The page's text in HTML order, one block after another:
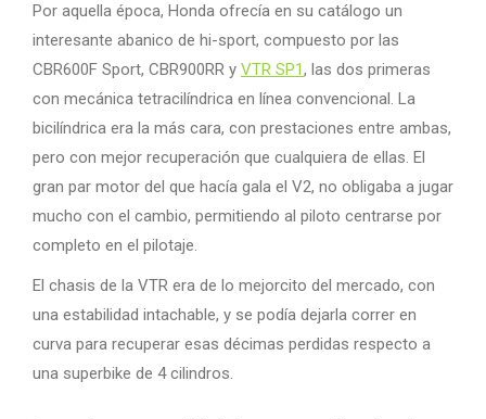
Por aquella época, Honda ofrecía en su catálogo un
interesante abanico de hi-sport, compuesto por las
CBR600F Sport, CBR900RR y VTR SP1, las dos primeras
con mecánica tetracilíndrica en línea convencional. La
bicilíndrica era la más cara, con prestaciones entre ambas,
pero con mejor recuperación que cualquiera de ellas. El
gran par motor del que hacía gala el V2, no obligaba a jugar
mucho con el cambio, permitiendo al piloto centrarse por
completo en el pilotaje.
El chasis de la VTR era de lo mejorcito del mercado, con
una estabilidad intachable, y se podía dejarla correr en
curva para recuperar esas décimas perdidas respecto a
una superbike de 4 cilindros.